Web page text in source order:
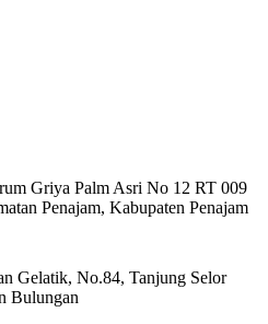
Griya Palm Asri No 12 RT 009
Penajam, Kabupaten Penajam
Gelatik, No.84, Tanjung Selor
Bulungan